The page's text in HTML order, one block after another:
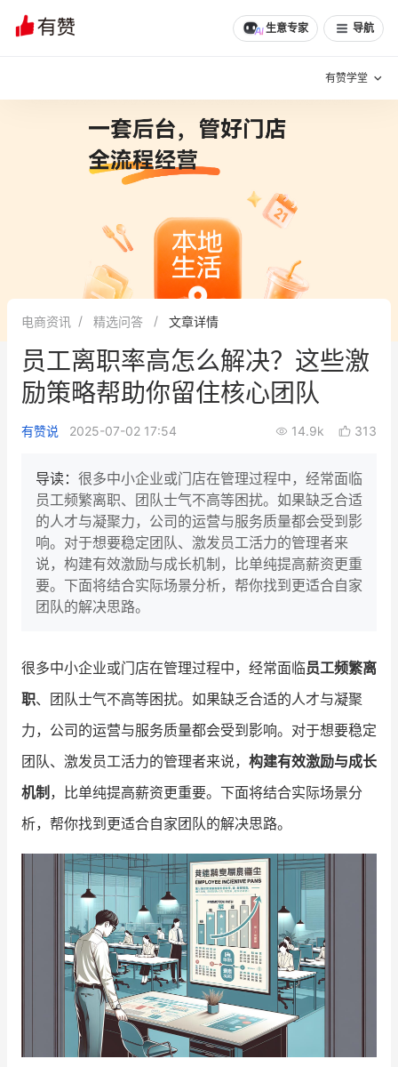
生意专家 导航
有赞学堂
增长方法
有赞专家说
新零售最佳实践
面对面聊增长
新零售大会 新零售茶会
增长产品指南
智库 产品场景库
产品更新动态 帮助中心
品牌消费观 行业报告
新零售资讯
培训课程
私域课程 新零售内参
增长俱乐部 有赞商盟
商家社区 社群交流
合作共进
入驻有赞 认证代理商
认证服务商 设计服务商
文章 问诊 分享
电商资讯 精选问答 文章详情
员工离职率高怎么解决？这些激
励策略帮助你留住核心团队
有赞说 2025-07-02 17:54 14.9k 313
导读： 很多中小企业或门店在管理过程中，经常面临
员工频繁离职、团队士气不高等困扰。如果缺乏合适
的人才与凝聚力，公司的运营与服务质量都会受到影
响。对于想要稳定团队、激发员工活力的管理者来
说，构建有效激励与成长机制，比单纯提高薪资更重
要。下面将结合实际场景分析，帮你找到更适合自家
团队的解决思路。
很多中小企业或门店在管理过程中，经常面临员工频繁离
职、团队士气不高等困扰。如果缺乏合适的人才与凝聚
力，公司的运营与服务质量都会受到影响。对于想要稳定
团队、激发员工活力的管理者来说， 构建有效激励与成长
机制 ，比单纯提高薪资更重要。下面将结合实际场景分
析，帮你找到更适合自家团队的解决思路。